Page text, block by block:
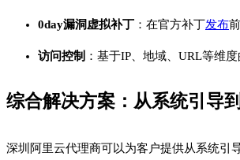
0day漏洞虚拟补丁 ：在官方补丁发布
访问控制 ：基于IP、地域、URL等维
综合解决方案：从系统引导
深圳阿里云代理商可以为客户提供从系统引